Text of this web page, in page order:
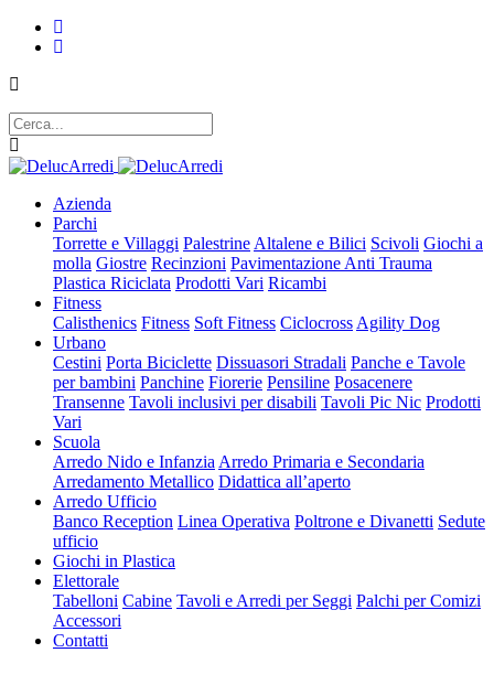
Azienda
Parchi
Torrette e Villaggi Palestrine Altalene e Bilici Scivoli Giochi a
molla Giostre Recinzioni Pavimentazione Anti Trauma
Plastica Riciclata Prodotti Vari Ricambi
Fitness
Calisthenics Fitness Soft Fitness Ciclocross Agility Dog
Urbano
Cestini Porta Biciclette Dissuasori Stradali Panche e Tavole
per bambini Panchine Fiorerie Pensiline Posacenere
Transenne Tavoli inclusivi per disabili Tavoli Pic Nic Prodotti
Vari
Scuola
Arredo Nido e Infanzia Arredo Primaria e Secondaria
Arredamento Metallico Didattica all’aperto
Arredo Ufficio
Banco Reception Linea Operativa Poltrone e Divanetti Sedute
ufficio
Giochi in Plastica
Elettorale
Tabelloni Cabine Tavoli e Arredi per Seggi Palchi per Comizi
Accessori
Contatti